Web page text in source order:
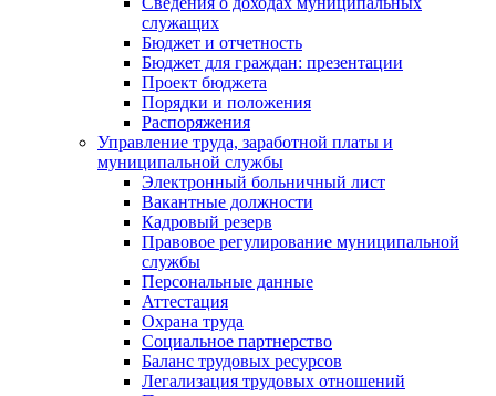
служащих
Бюджет и отчетность
Бюджет для граждан: презентации
Проект бюджета
Порядки и положения
Распоряжения
Управление труда, заработной платы и
муниципальной службы
Электронный больничный лист
Вакантные должности
Кадровый резерв
Правовое регулирование муниципальной
службы
Персональные данные
Аттестация
Охрана труда
Социальное партнерство
Баланс трудовых ресурсов
Легализация трудовых отношений